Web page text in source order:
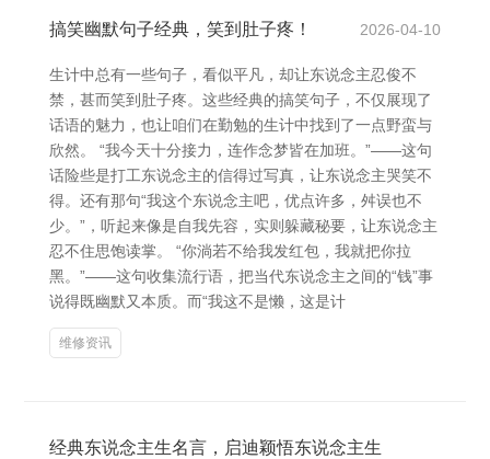
搞笑幽默句子经典，笑到肚子疼！ 2026-04-10
生计中总有一些句子，看似平凡，却让东说念主忍俊不
禁，甚而笑到肚子疼。这些经典的搞笑句子，不仅展现了
话语的魅力，也让咱们在勤勉的生计中找到了一点野蛮与
欣然。 “我今天十分接力，连作念梦皆在加班。”——这句
话险些是打工东说念主的信得过写真，让东说念主哭笑不
得。还有那句“我这个东说念主吧，优点许多，舛误也不
少。”，听起来像是自我先容，实则躲藏秘要，让东说念主
忍不住思饱读掌。 “你淌若不给我发红包，我就把你拉
黑。”——这句收集流行语，把当代东说念主之间的“钱”事
说得既幽默又本质。而“我这不是懒，这是计
维修资讯
经典东说念主生名言，启迪颖悟东说念主生